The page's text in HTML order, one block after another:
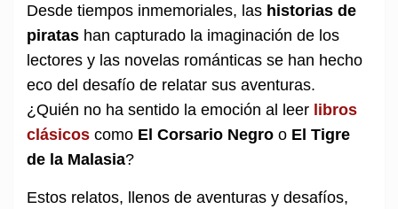
Desde tiempos inmemoriales, las historias de
piratas han capturado la imaginación de los
lectores y las novelas románticas se han hecho
eco del desafío de relatar sus aventuras.
¿Quién no ha sentido la emoción al leer libros
clásicos como El Corsario Negro o El Tigre
de la Malasia?
Estos relatos, llenos de aventuras y desafíos,